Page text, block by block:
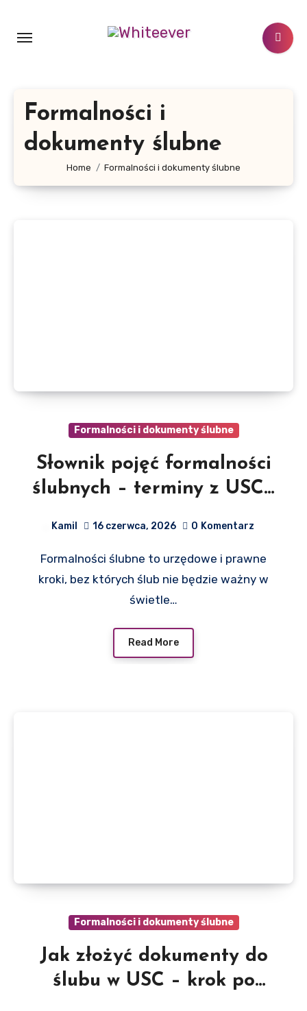
content
Formalności i
dokumenty ślubne
Home Formalności i dokumenty ślubne
Formalności i dokumenty ślubne
Słownik pojęć formalności
ślubnych – terminy z USC i
Kamil 16 czerwca, 2026 0 Komentarz
Formalności ślubne to urzędowe i prawne
kroki, bez których ślub nie będzie ważny w
świetle…
Read More
Formalności i dokumenty ślubne
Jak złożyć dokumenty do
ślubu w USC – krok po